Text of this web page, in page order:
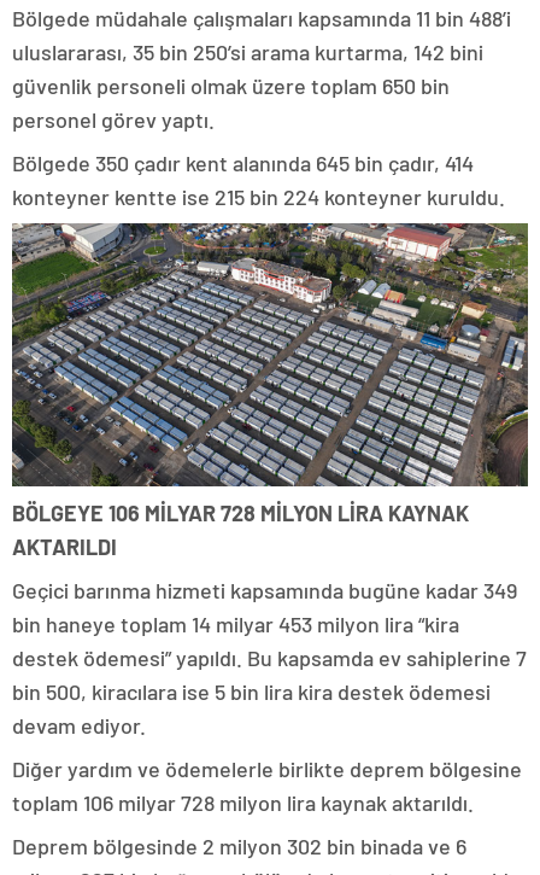
Bölgede müdahale çalışmaları kapsamında 11 bin 488’i
uluslararası, 35 bin 250’si arama kurtarma, 142 bini
güvenlik personeli olmak üzere toplam 650 bin
personel görev yaptı.
Bölgede 350 çadır kent alanında 645 bin çadır, 414
konteyner kentte ise 215 bin 224 konteyner kuruldu.
BÖLGEYE 106 MİLYAR 728 MİLYON LİRA KAYNAK
AKTARILDI
Geçici barınma hizmeti kapsamında bugüne kadar 349
bin haneye toplam 14 milyar 453 milyon lira “kira
destek ödemesi” yapıldı. Bu kapsamda ev sahiplerine 7
bin 500, kiracılara ise 5 bin lira kira destek ödemesi
devam ediyor.
Diğer yardım ve ödemelerle birlikte deprem bölgesine
toplam 106 milyar 728 milyon lira kaynak aktarıldı.
Deprem bölgesinde 2 milyon 302 bin binada ve 6